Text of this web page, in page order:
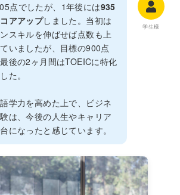
学生様
点でしたが、1年後には935
アアップしました。当初は
スキルを伸ばせば点数も上
いましたが、目標の900点
後の2ヶ月間はTOEICに特化
た。
学力を高めた上で、ビジネ
は、今後の人生やキャリア
になったと感じています。